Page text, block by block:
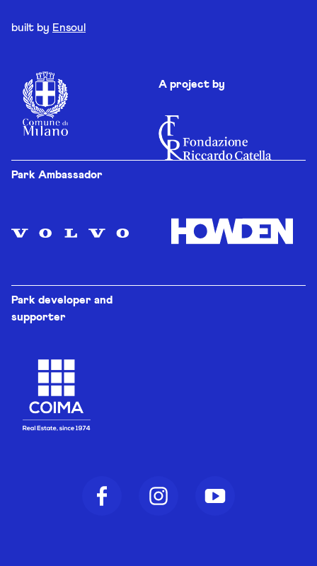
built by Ensoul
A project by
Park Ambassador
Park developer and
supporter